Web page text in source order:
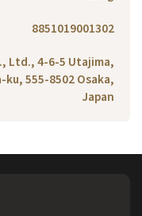
8851019001302
Ltd., 4-6-5 Utajima,
555-8502 Osaka,
Japan